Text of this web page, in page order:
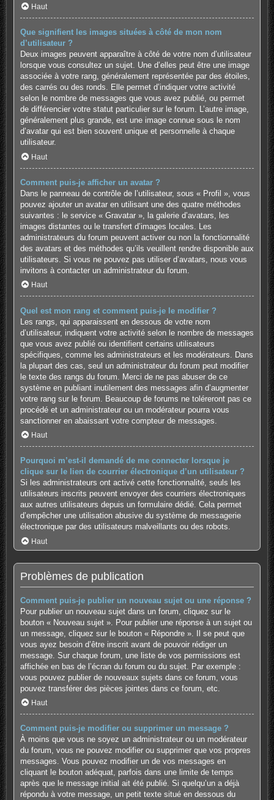
Haut
Que signifient les images situées à côté de mon nom
d’utilisateur ?
Deux images peuvent apparaître à côté de votre nom d’utilisateur
lorsque vous consultez un sujet. Une d’elles peut être une image
associée à votre rang, généralement représentée par des étoiles,
des carrés ou des ronds. Elle permet d’indiquer votre activité
selon le nombre de messages que vous avez publié, ou permet
de différencier votre statut particulier sur le forum. L’autre image,
généralement plus grande, est une image connue sous le nom
d’avatar qui est bien souvent unique et personnelle à chaque
utilisateur.
Haut
Comment puis-je afficher un avatar ?
Dans le panneau de contrôle de l’utilisateur, sous « Profil », vous
pouvez ajouter un avatar en utilisant une des quatre méthodes
suivantes : le service « Gravatar », la galerie d’avatars, les
images distantes ou le transfert d’images locales. Les
administrateurs du forum peuvent activer ou non la fonctionnalité
des avatars et des méthodes qu’ils veuillent rendre disponible aux
utilisateurs. Si vous ne pouvez pas utiliser d’avatars, nous vous
invitons à contacter un administrateur du forum.
Haut
Quel est mon rang et comment puis-je le modifier ?
Les rangs, qui apparaissent en dessous de votre nom
d’utilisateur, indiquent votre activité selon le nombre de messages
que vous avez publié ou identifient certains utilisateurs
spécifiques, comme les administrateurs et les modérateurs. Dans
la plupart des cas, seul un administrateur du forum peut modifier
le texte des rangs du forum. Merci de ne pas abuser de ce
système en publiant inutilement des messages afin d’augmenter
votre rang sur le forum. Beaucoup de forums ne toléreront pas ce
procédé et un administrateur ou un modérateur pourra vous
sanctionner en abaissant votre compteur de messages.
Haut
Pourquoi m’est-il demandé de me connecter lorsque je
clique sur le lien de courrier électronique d’un utilisateur ?
Si les administrateurs ont activé cette fonctionnalité, seuls les
utilisateurs inscrits peuvent envoyer des courriers électroniques
aux autres utilisateurs depuis un formulaire dédié. Cela permet
d’empêcher une utilisation abusive du système de messagerie
électronique par des utilisateurs malveillants ou des robots.
Haut
Problèmes de publication
Comment puis-je publier un nouveau sujet ou une réponse ?
Pour publier un nouveau sujet dans un forum, cliquez sur le
bouton « Nouveau sujet ». Pour publier une réponse à un sujet ou
un message, cliquez sur le bouton « Répondre ». Il se peut que
vous ayez besoin d’être inscrit avant de pouvoir rédiger un
message. Sur chaque forum, une liste de vos permissions est
affichée en bas de l’écran du forum ou du sujet. Par exemple :
vous pouvez publier de nouveaux sujets dans ce forum, vous
pouvez transférer des pièces jointes dans ce forum, etc.
Haut
Comment puis-je modifier ou supprimer un message ?
À moins que vous ne soyez un administrateur ou un modérateur
du forum, vous ne pouvez modifier ou supprimer que vos propres
messages. Vous pouvez modifier un de vos messages en
cliquant le bouton adéquat, parfois dans une limite de temps
après que le message initial ait été publié. Si quelqu’un a déjà
répondu à votre message, un petit texte situé en dessous du